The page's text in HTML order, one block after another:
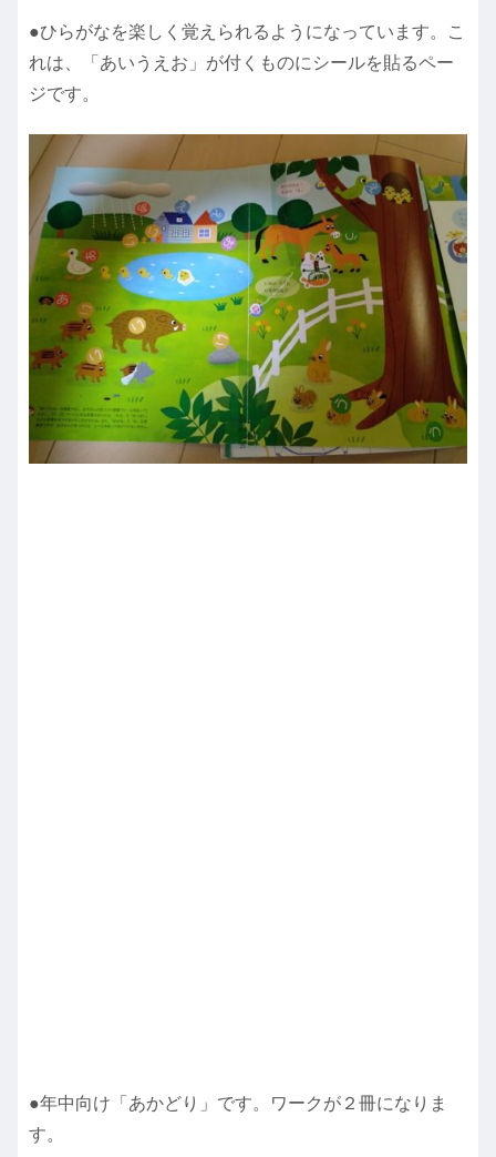
●ひらがなを楽しく覚えられるようになっています。こ
れは、「あいうえお」が付くものにシールを貼るペー
ジです。
●年中向け「あかどり」です。ワークが２冊になりま
す。